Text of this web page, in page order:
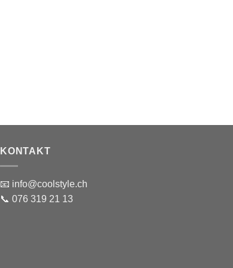
KONTAKT
📧 info@coolstyle.ch
📞 076 319 21 13